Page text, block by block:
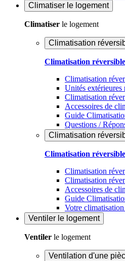
Climatiser le logement
Climatiser le logement
Climatisation
Climatisation
Climatisation
Unités extérieures
Climatisation
Accessoires de
Guide
Questions /
Climatisation
Climatisation
Climatisation
Climatisation
Accessoires de
Guide
Votre
Ventiler le logement
Ventiler le logement
Ventilation d'une